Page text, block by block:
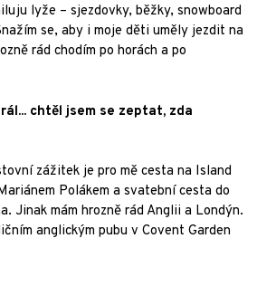
lyže – sjezdovky, běžky, snowboard
se, aby i moje děti uměly jezdit na
rád chodím po horách a po
chtěl jsem se zeptat, zda
zážitek je pro mě cesta na Island
Polákem a svatební cesta do
Jinak mám hrozně rád Anglii a Londýn.
anglickým pubu v Covent Garden